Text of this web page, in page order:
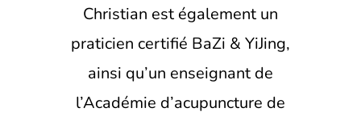
Christian est également un
praticien certifié BaZi & YiJing,
ainsi qu’un enseignant de
l’Académie d’acupuncture de